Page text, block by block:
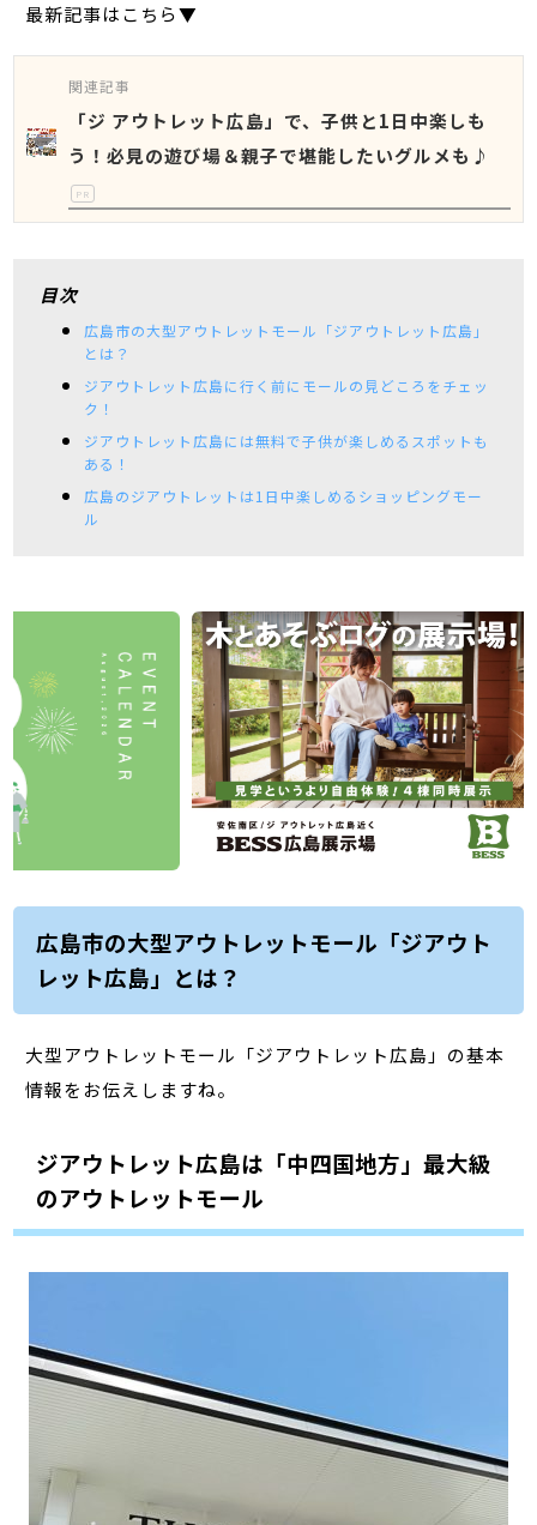
最新記事はこちら▼
関連記事
「ジ アウトレット広島」で、子供と1日中楽しも
う！必見の遊び場＆親子で堪能したいグルメも♪
PR
目次
広島市の大型アウトレットモール「ジアウトレット広島」
とは？
ジアウトレット広島に行く前にモールの見どころをチェッ
ク！
ジアウトレット広島には無料で子供が楽しめるスポットも
ある！
広島のジアウトレットは1日中楽しめるショッピングモー
ル
広島市の大型アウトレットモール「ジアウト
レット広島」とは？
大型アウトレットモール「ジアウトレット広島」の基本
情報をお伝えしますね。
ジアウトレット広島は「中四国地方」最大級
のアウトレットモール